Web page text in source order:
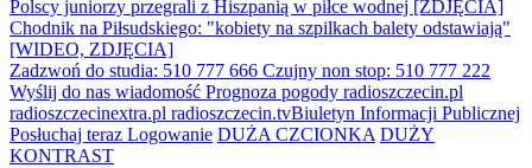
Polscy juniorzy przegrali z Hiszpanią w piłce wodnej [ZDJĘCIA]
Chodnik na Piłsudskiego: "kobiety na szpilkach balety odstawiają"
[WIDEO, ZDJĘCIA]
Zadzwoń do studia: 510 777 666 Czujny non stop: 510 777 222
Wyślij do nas wiadomość Prognoza pogody radioszczecin.pl
radioszczecinextra.pl radioszczecin.tvBiuletyn Informacji Publicznej
Posłuchaj teraz Logowanie DUŻA CZCIONKA DUŻY
KONTRAST